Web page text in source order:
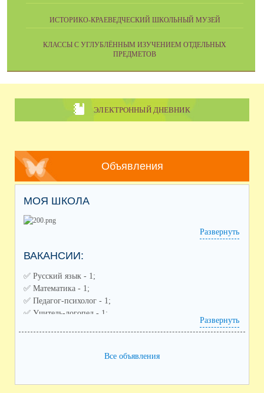
ИСТОРИКО-КРАЕВЕДЧЕСКИЙ ШКОЛЬНЫЙ МУЗЕЙ
КЛАССЫ С УГЛУБЛЁННЫМ ИЗУЧЕНИЕМ ОТДЕЛЬНЫХ
ПРЕДМЕТОВ
ЭЛЕКТРОННЫЙ ДНЕВНИК
Объявления
МОЯ ШКОЛА
Развернуть
ВАКАНСИИ:
✅️ Русский язык - 1;
✅️ Математика - 1;
✅️ Педагог-психолог - 1;
✅️ Учитель-логопед - 1;
Развернуть
Все объявления